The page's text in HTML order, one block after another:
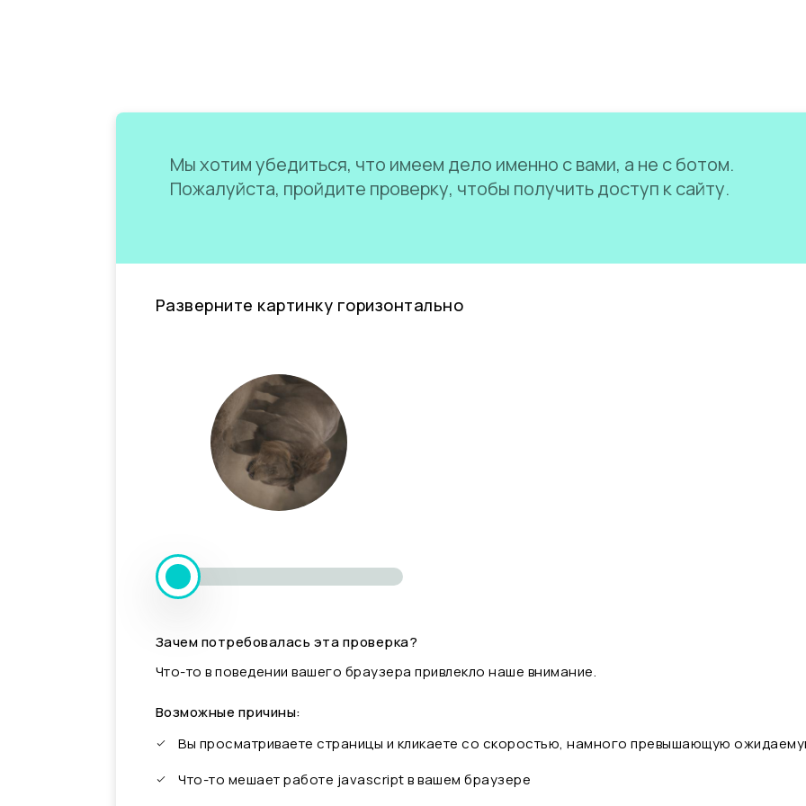
Мы хотим убедиться, что имеем дело именно с вами, а не с ботом.
Пожалуйста, пройдите проверку, чтобы получить доступ к сайту.
Разверните картинку горизонтально
Зачем потребовалась эта проверка?
Что-то в поведении вашего браузера привлекло наше внимание.
Возможные причины:
Вы просматриваете страницы и кликаете со скоростью, намного превышающую
Что-то мешает работе javascript в вашем браузере